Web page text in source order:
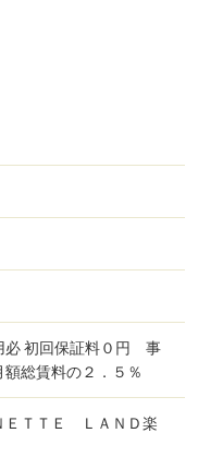
必 初回保証料０円 事
総賃料の２．５％
ＥＴＴＥ ＬＡＮＤ楽